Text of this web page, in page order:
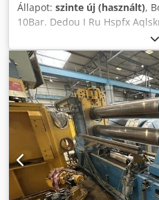
Állapot: szinte új (használt),
10Bar. Dedou I Ru Hspfx